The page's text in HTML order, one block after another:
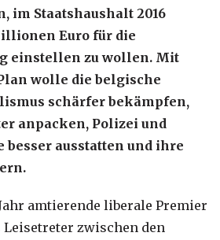
im Staatshaushalt 2016
Euro für die
einstellen zu wollen. Mit
wolle die belgische
schärfer bekämpfen,
anpacken, Polizei und
besser ausstatten und ihre
amtierende liberale Premier
zwischen den